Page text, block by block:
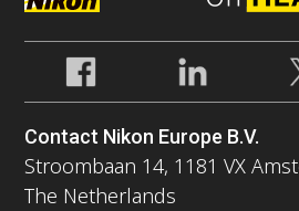
Contact Nikon Europe B.V.
Stroombaan 14, 1181 VX
The Netherlands